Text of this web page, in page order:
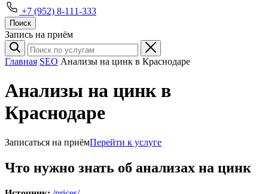
+7 (952) 8-111-333
Поиск
Запись на приём
Главная SEO Анализы на цинк в Краснодаре
Анализы на цинк в
Краснодаре
Записаться на приёмПерейти к услуге
Что нужно знать об анализах на цинк